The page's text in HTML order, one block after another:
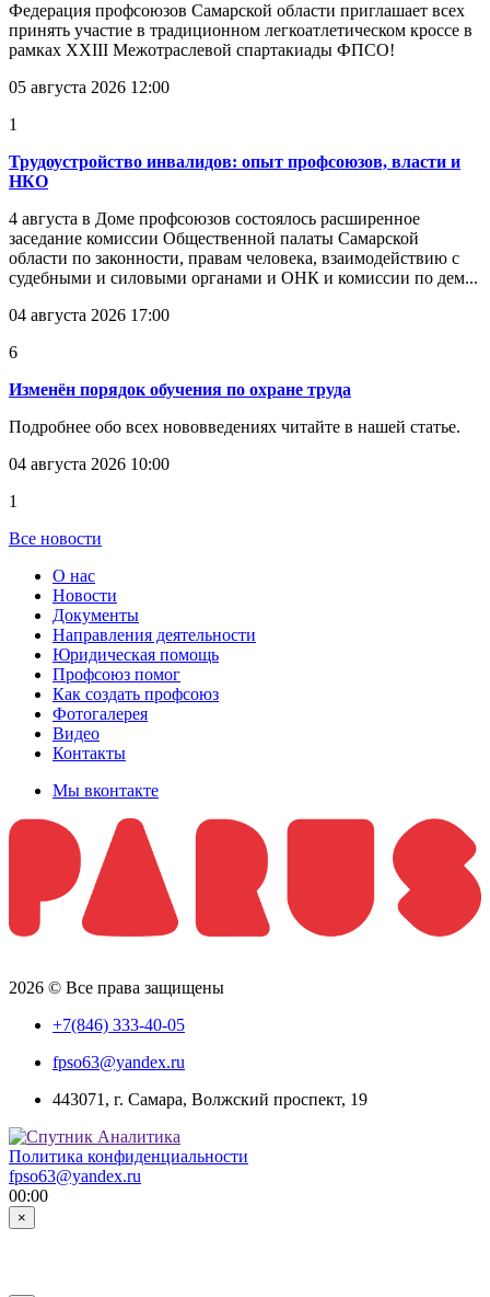
Федерация профсоюзов Самарской области приглашает всех
принять участие в традиционном легкоатлетическом кроссе в
рамках XXIII Межотраслевой спартакиады ФПСО!
05 августа 2026 12:00
1
Трудоустройство инвалидов: опыт профсоюзов, власти и
НКО
4 августа в Доме профсоюзов состоялось расширенное
заседание комиссии Общественной палаты Самарской
области по законности, правам человека, взаимодействию с
судебными и силовыми органами и ОНК и комиссии по дем...
04 августа 2026 17:00
6
Изменён порядок обучения по охране труда
Подробнее обо всех нововведениях читайте в нашей статье.
04 августа 2026 10:00
1
Все новости
О нас
Новости
Документы
Направления деятельности
Юридическая помощь
Профсоюз помог
Как создать профсоюз
Фотогалерея
Видео
Контакты
Мы вконтакте
2026 © Все права защищены
+7(846) 333-40-05
fpso63@yandex.ru
443071, г. Самара, Волжский проспект, 19
Политика конфиденциальности
fpso63@yandex.ru
00:00
×